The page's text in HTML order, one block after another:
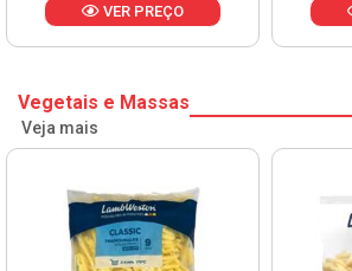
VER PREÇO
Vegetais e Massas
Veja mais